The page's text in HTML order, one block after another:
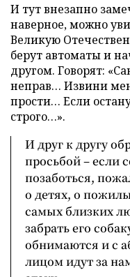
И тут внезапно
наверное, можно
Великую
берут автоматы и
другом. Говорят:
неправ… Извини
прости… Если
строго…».
И друг к другу
просьбой – если
позаботься,
о детях, о
самых близких
забрать его
обнимаются и с
лицом идут за